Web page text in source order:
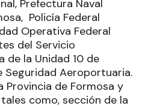
Prefectura Naval
Policía Federal
Operativa Federal
del Servicio
de la Unidad 10 de
Seguridad Aeroportuaria.
Provincia de Formosa y
como, sección de la